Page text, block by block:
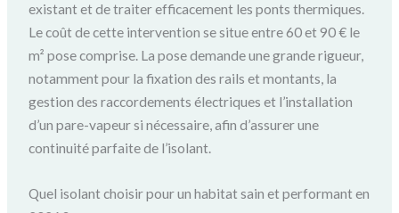
existant et de traiter efficacement les ponts thermiques.
Le coût de cette intervention se situe entre 60 et 90 € le
m² pose comprise. La pose demande une grande rigueur,
notamment pour la fixation des rails et montants, la
gestion des raccordements électriques et l’installation
d’un pare-vapeur si nécessaire, afin d’assurer une
continuité parfaite de l’isolant.
Quel isolant choisir pour un habitat sain et performant en